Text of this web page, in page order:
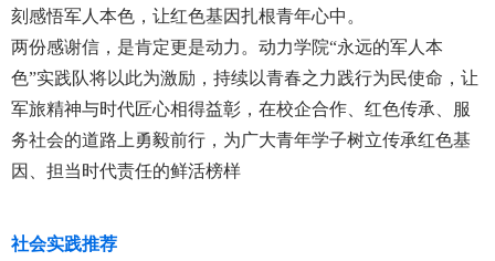
刻感悟军人本色，让红色基因扎根青年心中。
两份感谢信，是肯定更是动力。动力学院“永远的军人本
色”实践队将以此为激励，持续以青春之力践行为民使命，让
军旅精神与时代匠心相得益彰，在校企合作、红色传承、服
务社会的道路上勇毅前行，为广大青年学子树立传承红色基
因、担当时代责任的鲜活榜样
社会实践推荐